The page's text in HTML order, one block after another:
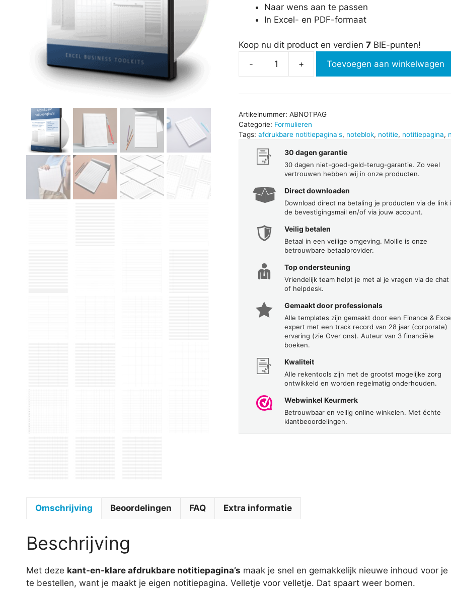
Naar wens aan te passen
In Excel- en PDF-formaat
Koop nu dit product en verdien 7BIE-punten!
-
Afdrukbare
aantal
+ Toevoegen aan winkelwagen
Artikelnummer: ABNOTPAG
Categorie: Formulieren
Tags: afdrukbare notitiepagina's, noteblok, notitie, notitiepagina,
30 dagen garantie
30 dagen niet-goed-geld-terug-garantie. Zo veel
vertrouwen hebben wij in onze producten.
Direct downloaden
Download direct na betaling je producten via de link
de bevestigingsmail en/of via jouw account.
Veilig betalen
Betaal in een veilige omgeving. Mollie is onze
betrouwbare betaalprovider.
Top ondersteuning
Vriendelijk team helpt je met al je vragen via de chat
of helpdesk.
Gemaakt door professionals
Alle templates zijn gemaakt door een Finance &
expert met een track record van 28 jaar (corporate)
ervaring (zie Over ons). Auteur van 3 financiële
boeken.
Kwaliteit
Alle rekentools zijn met de grootst mogelijke zorg
ontwikkeld en worden regelmatig onderhouden.
Webwinkel Keurmerk
Betrouwbaar en veilig online winkelen. Met échte
klantbeoordelingen.
Omschrijving Beoordelingen FAQ Extra informatie
Beschrijving
Met deze kant-en-klare afdrukbare notitiepagina’s maak je snel en gemakkelijk nieuwe inhoud voor
te bestellen, want je maakt je eigen notitiepagina. Velletje voor velletje. Dat spaart weer bomen.